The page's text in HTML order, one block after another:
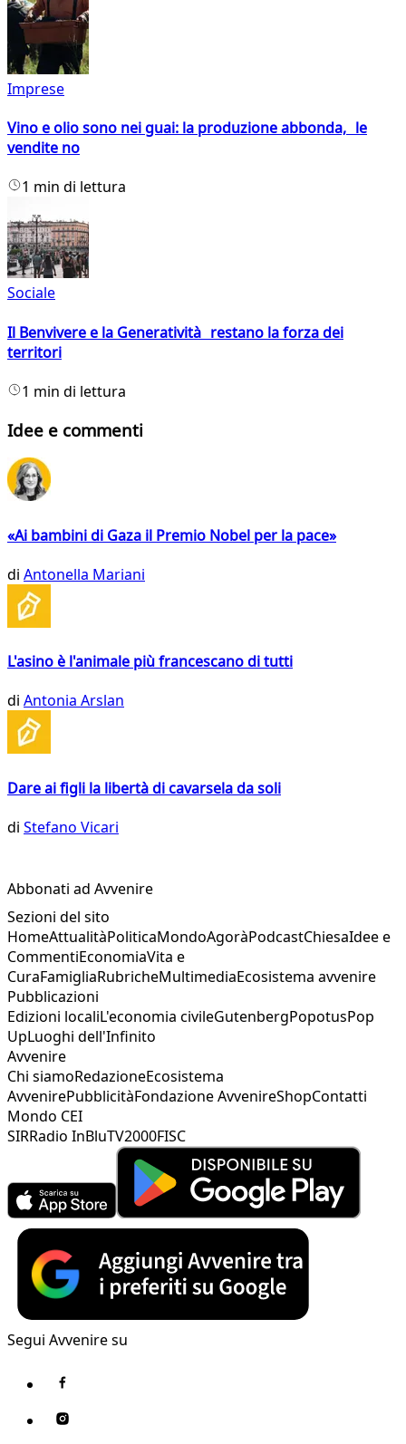
Imprese
Vino e olio sono nei guai: la produzione abbonda, le
vendite no
1 min di lettura
Sociale
Il Benvivere e la Generatività restano la forza dei
territori
1 min di lettura
Idee e commenti
«Ai bambini di Gaza il Premio Nobel per la pace»
di Antonella Mariani
L'asino è l'animale più francescano di tutti
di Antonia Arslan
Dare ai figli la libertà di cavarsela da soli
di Stefano Vicari
Abbonati ad Avvenire
Sezioni del sito
HomeAttualitàPoliticaMondoAgoràPodcastChiesaIdee e
CommentiEconomiaVita e
CuraFamigliaRubricheMultimediaEcosistema avvenire
Pubblicazioni
Edizioni localiL'economia civileGutenbergPopotusPop
UpLuoghi dell'Infinito
Avvenire
Chi siamoRedazioneEcosistema
AvvenirePubblicitàFondazione AvvenireShopContatti
Mondo CEI
SIRRadio InBluTV2000FISC
Segui Avvenire su